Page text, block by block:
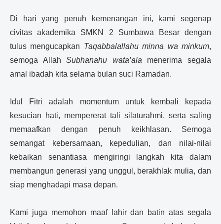
Di hari yang penuh kemenangan ini, kami segenap
civitas akademika SMKN 2 Sumbawa Besar dengan
tulus mengucapkan Taqabbalallahu minna wa minkum,
semoga AllahSubhanahu wata’ala menerima segala
amal ibadah kita selama bulan suci Ramadan.
Idul Fitri adalah momentum untuk kembali kepada
kesucian hati, mempererat tali silaturahmi, serta saling
memaafkan dengan penuh keikhlasan. Semoga
semangat kebersamaan, kepedulian, dan nilai-nilai
kebaikan senantiasa mengiringi langkah kita dalam
membangun generasi yang unggul, berakhlak mulia, dan
siap menghadapi masa depan.
Kami juga memohon maaf lahir dan batin atas segala